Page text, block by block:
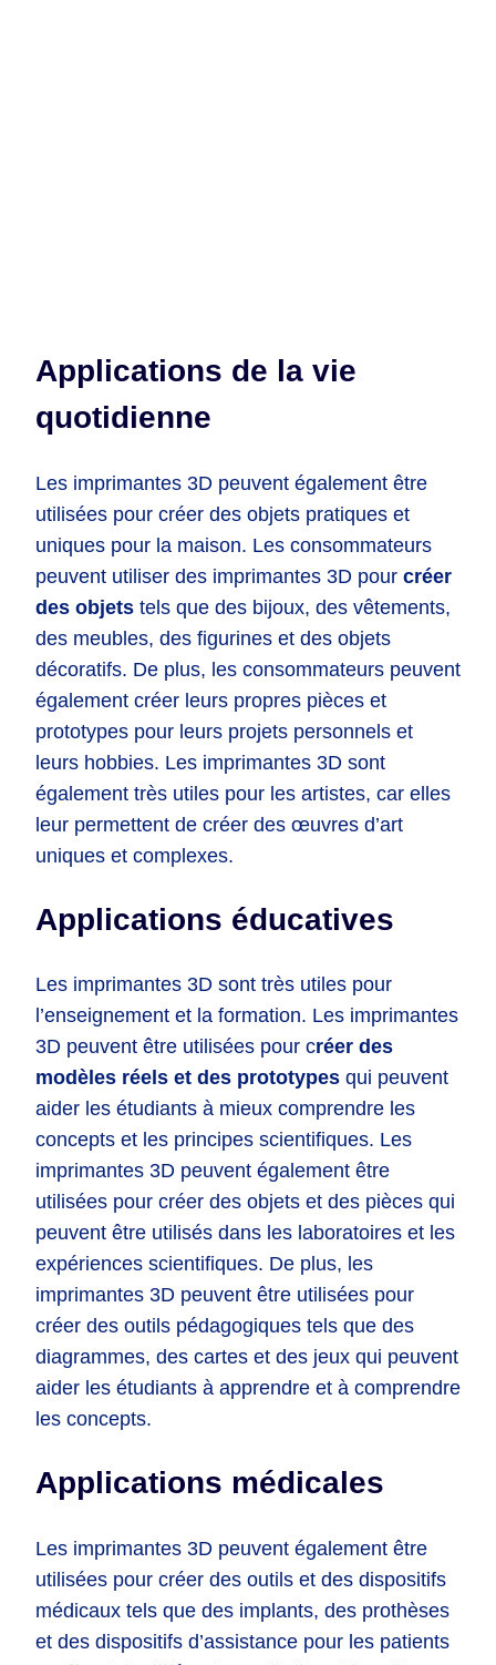
Applications de la vie
quotidienne
Les imprimantes 3D peuvent également être
utilisées pour créer des objets pratiques et
uniques pour la maison. Les consommateurs
peuvent utiliser des imprimantes 3D pour créer
des objets tels que des bijoux, des vêtements,
des meubles, des figurines et des objets
décoratifs. De plus, les consommateurs peuvent
également créer leurs propres pièces et
prototypes pour leurs projets personnels et
leurs hobbies. Les imprimantes 3D sont
également très utiles pour les artistes, car elles
leur permettent de créer des œuvres d’art
uniques et complexes.
Applications éducatives
Les imprimantes 3D sont très utiles pour
l’enseignement et la formation. Les imprimantes
3D peuvent être utilisées pour créer des
modèles réels et des prototypes qui peuvent
aider les étudiants à mieux comprendre les
concepts et les principes scientifiques. Les
imprimantes 3D peuvent également être
utilisées pour créer des objets et des pièces qui
peuvent être utilisés dans les laboratoires et les
expériences scientifiques. De plus, les
imprimantes 3D peuvent être utilisées pour
créer des outils pédagogiques tels que des
diagrammes, des cartes et des jeux qui peuvent
aider les étudiants à apprendre et à comprendre
les concepts.
Applications médicales
Les imprimantes 3D peuvent également être
utilisées pour créer des outils et des dispositifs
médicaux tels que des implants, des prothèses
et des dispositifs d’assistance pour les patients